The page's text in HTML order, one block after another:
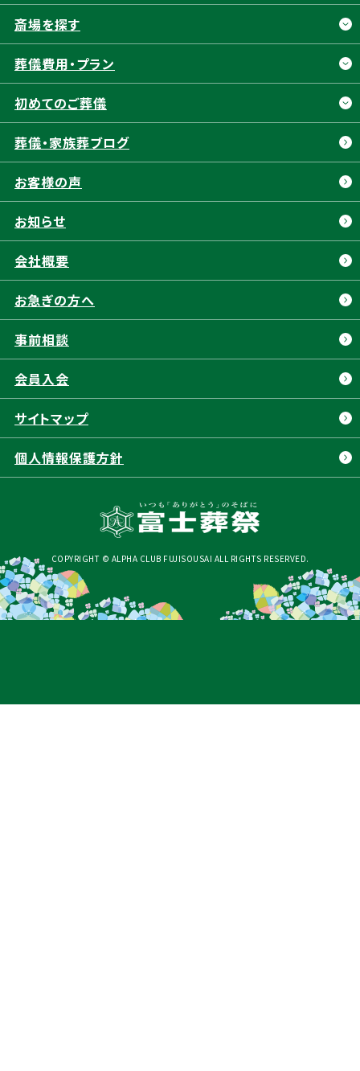
斎場を探す
斎場を探す
静岡市
清水区
葵区
浜松市
富士市
富士宮市
焼津市
島田市
袋井市
栃木県
東北
葬儀費用・プラン
葬儀費用・プラン
お別れ直葬
一日葬
二日葬
初めてのご葬儀
初めてのご葬儀
葬儀の流れ
富士葬祭 5つの特長
富士葬祭 会員制度
よくある質問
アフターサポート
葬儀・家族葬ブログ
お客様の声
お知らせ
会社概要
お急ぎの方へ
事前相談
会員⼊会
サイトマップ
個人情報保護方針
COPYRIGHT © ALPHA CLUB FUJISOUSAI ALL RIGHTS RESERVED.